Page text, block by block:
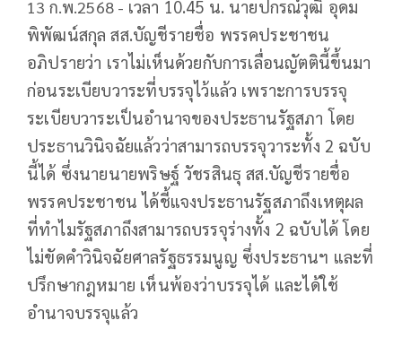
13 ก.พ.2568 - เวลา 10.45 น. นายปกรณ์วุฒิ อุดม
พิพัฒน์สกุล สส.บัญชีรายชื่อ พรรคประชาชน
อภิปรายว่า เราไม่เห็นด้วยกับการเลื่อนญัตตินี้ขึ้นมา
ก่อนระเบียบวาระที่บรรจุไว้แล้ว เพราะการบรรจุ
ระเบียบวาระเป็นอำนาจของประธานรัฐสภา โดย
ประธานวินิจฉัยแล้วว่าสามารถบรรจุวาระทั้ง 2 ฉบับ
นี้ได้ ซึ่งนายนายพริษฐ์ วัชรสินธุ สส.บัญชีรายชื่อ
พรรคประชาชน ได้ชี้แจงประธานรัฐสภาถึงเหตุผล
ที่ทำไมรัฐสภาถึงสามารถบรรจุร่างทั้ง 2 ฉบับได้ โดย
ไม่ขัดคำวินิจฉัยศาลรัฐธรรมนูญ ซึ่งประธานฯ และที่
ปรึกษากฎหมาย เห็นพ้องว่าบรรจุได้ และได้ใช้
อำนาจบรรจุแล้ว